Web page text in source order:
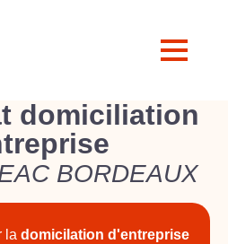
domiciliation
BORDEAUX
la domicilation d'entreprise